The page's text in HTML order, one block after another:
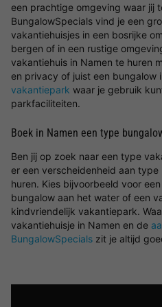
een prachtige omgeving waar jij
BungalowSpecials vind je een
vakantiehuisjes in een bosrijke
bergen of in een rustige
vakantiehuis in Namen te huren
en privacy of juist een bungalow
vakantiepark waar je gebruik
parkfaciliteiten.
Boek in Namen een type
Ben jij op zoek naar een type
er een verscheidenheid aan
huren. Kies bijvoorbeeld voor
bungalow aan het water of een
kindvriendelijk vakantiepark.
vakantiehuisje in Namen en de
BungalowSpecials zit je altijd